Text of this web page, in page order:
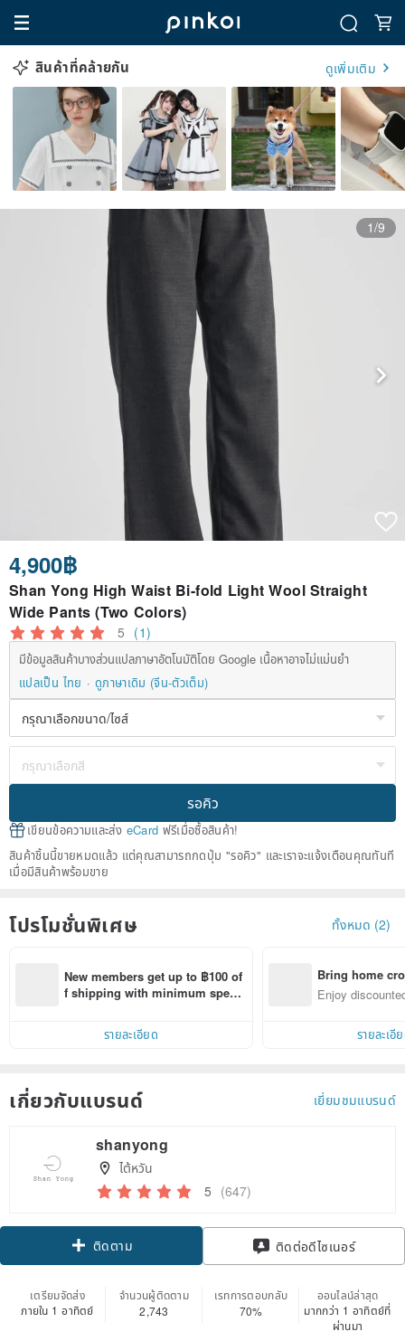
สินค้าที่คล้ายกัน ดูเพิ่มเติม
1/9
4,900฿
Shan Yong High Waist Bi-fold Light Wool Straight
Wide Pants (Two Colors)
5 (1)
มีข้อมูลสินค้าบางส่วนแปลภาษาอัตโนมัติโดย Google เนื้อหาอาจไม่แม่นยำ
แปลเป็น ไทย
ดูภาษาเดิม (จีน-ตัวเต็ม)
รอคิว
เขียนข้อความและส่ง eCard ฟรีเมื่อซื้อสินค้า!
สินค้าชิ้นนี้ขายหมดแล้ว แต่คุณสามารถกดปุ่ม "รอคิว" และเราจะแจ้งเตือนคุณทันที
เมื่อมีสินค้าพร้อมขาย
โปรโมชั่นพิเศษ ทั้งหมด (2)
New members get up to ฿100 of
f shipping with minimum spen
within 7 days!
รายละเอียด
Bring home
n with ease
Enjoy
รายละเอี
เกี่ยวกับแบรนด์ เยี่ยมชมแบรนด์
shanyong
ไต้หวัน
5 (647)
ติดตาม ติดต่อดีไซเนอร์
เตรียมจัดส่ง
ภายใน 1 อาทิตย์
จำนวนผู้ติดตาม
2,743
เรทการตอบกลับ
70%
ออนไลน์ล่าสุด
มากกว่า 1 อาทิตย์ที่
ผ่านมา